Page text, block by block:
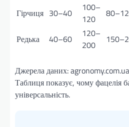
Гірчиця 30–40
100–
120
Редька 40–60
120–
200
Джерела даних:
Таблиця показує, чому фацелія
універсальність.